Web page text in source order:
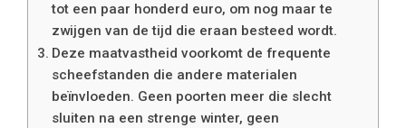
tot een paar honderd euro, om nog maar te
zwijgen van de tijd die eraan besteed wordt.
Deze maatvastheid voorkomt de frequente
scheefstanden die andere materialen
beïnvloeden. Geen poorten meer die slecht
sluiten na een strenge winter, geen